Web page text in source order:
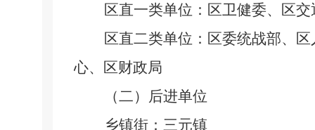
区直一类单位：区卫健委、区交
区直二类单位：区委统战部、
心、区财政局
（二）后进单位
乡镇街：三元镇